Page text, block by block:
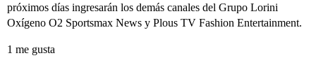
próximos días ingresarán los demás canales del Grupo Lorini
Oxígeno O2 Sportsmax News y Plous TV Fashion Entertainment.
1 me gusta